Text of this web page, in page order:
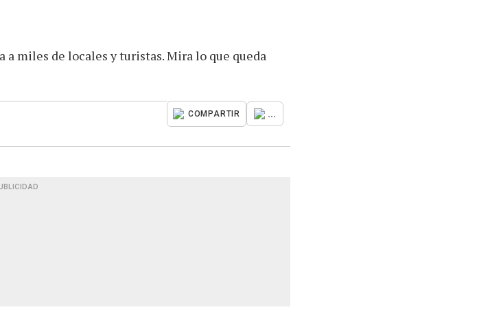
a miles de locales y turistas. Mira lo que queda
COMPARTIR ...